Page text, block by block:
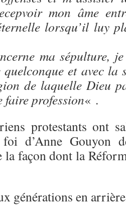
mon âme
lorsqu’il luy
ma sépulture,
quelconque et avec
de laquelle Dieu
faire profession« .
protestants ont
d’Anne Gouyon
la façon dont la
générations en